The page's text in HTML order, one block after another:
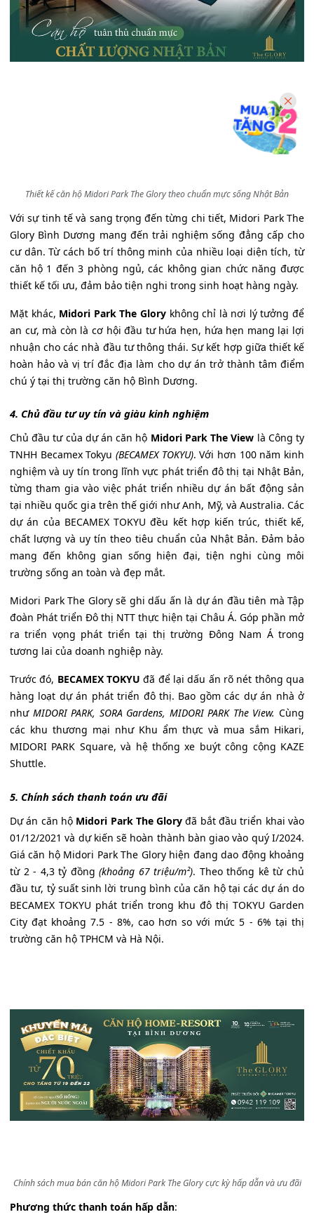
Thiết kế căn hộ Midori Park The Glory theo chuẩn mực sống Nhật Bản
Với sự tinh tế và sang trọng đến từng chi tiết, Midori Park The
Glory Bình Dương mang đến trải nghiệm sống đẳng cấp cho
cư dân. Từ cách bố trí thông minh của nhiều loại diện tích, từ
căn hộ 1 đến 3 phòng ngủ, các không gian chức năng được
thiết kế tối ưu, đảm bảo tiện nghi trong sinh hoạt hàng ngày.
Mặt khác, Midori Park The Glorykhông chỉ là nơi lý tưởng để
an cư, mà còn là cơ hội đầu tư hứa hẹn, hứa hẹn mang lại lợi
nhuận cho các nhà đầu tư thông thái. Sự kết hợp giữa thiết kế
hoàn hảo và vị trí đắc địa làm cho dự án trở thành tâm điểm
chú ý tại thị trường căn hộ Bình Dương.
4. Chủ đầu tư uy tín và giàu kinh nghiệm
Chủ đầu tư của dự án căn hộ Midori Park The View là Công ty
TNHH Becamex Tokyu (BECAMEX TOKYU). Với hơn 100 năm kinh
nghiệm và uy tín trong lĩnh vực phát triển đô thị tại Nhật Bản,
từng tham gia vào việc phát triển nhiều dự án bất động sản
tại nhiều quốc gia trên thế giới như Anh, Mỹ, và Australia. Các
dự án của BECAMEX TOKYU đều kết hợp kiến trúc, thiết kế,
chất lượng và uy tín theo tiêu chuẩn của Nhật Bản. Đảm bảo
mang đến không gian sống hiện đại, tiện nghi cùng môi
trường sống an toàn và đẹp mắt.
Midori Park The Glory sẽ ghi dấu ấn là dự án đầu tiên mà Tập
đoàn Phát triển Đô thị NTT thực hiện tại Châu Á. Góp phần mở
ra triển vọng phát triển tại thị trường Đông Nam Á trong
tương lai của doanh nghiệp này.
Trước đó, BECAMEX TOKYU đã để lại dấu ấn rõ nét thông qua
hàng loạt dự án phát triển đô thị. Bao gồm các dự án nhà ở
như MIDORI PARK, SORA Gardens, MIDORI PARK The View. Cùng
các khu thương mại như Khu ẩm thực và mua sắm Hikari,
MIDORI PARK Square, và hệ thống xe buýt công cộng KAZE
Shuttle.
5. Chính sách thanh toán ưu đãi
Dự án căn hộ Midori Park The Glory đã bắt đầu triển khai vào
01/12/2021 và dự kiến sẽ hoàn thành bàn giao vào quý I/2024.
Giá căn hộ Midori Park The Glory hiện đang dao động khoảng
từ 2 - 4,3 tỷ đồng(khoảng 67 triệu/m²). Theo thống kê từ chủ
đầu tư, tỷ suất sinh lời trung bình của căn hộ tại các dự án do
BECAMEX TOKYU phát triển trong khu đô thị TOKYU Garden
City đạt khoảng 7.5 - 8%, cao hơn so với mức 5 - 6% tại thị
trường căn hộ TPHCM và Hà Nội.
Chính sách mua bán căn hộ Midori Park The Glory cực kỳ hấp dẫn và ưu đãi
Phương thức thanh toán hấp dẫn: